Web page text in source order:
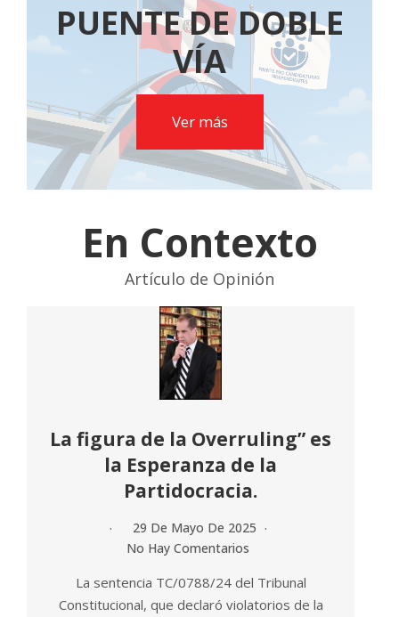
PUENTE DE DOBLE
VÍA
Ver más
En Contexto
Artículo de Opinión
La figura de la Overruling” es
la Esperanza de la
Partidocracia.
29 De Mayo De 2025
No Hay Comentarios
La sentencia TC/0788/24 del Tribunal
Constitucional, que declaró violatorios de la